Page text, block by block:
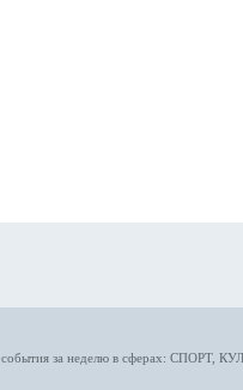
события за неделю в сферах: СПОРТ,